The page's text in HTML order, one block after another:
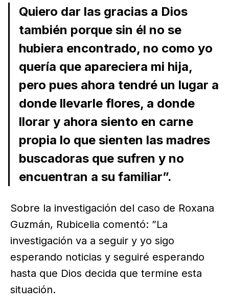
Quiero dar las gracias a Dios
también porque sin él no se
hubiera encontrado, no como yo
quería que apareciera mi hija,
pero pues ahora tendré un lugar a
donde llevarle flores, a donde
llorar y ahora siento en carne
propia lo que sienten las madres
buscadoras que sufren y no
encuentran a su familiar”.
Sobre la investigación del caso de Roxana
Guzmán, Rubicelia comentó: ”La
investigación va a seguir y yo sigo
esperando noticias y seguiré esperando
hasta que Dios decida que termine esta
situación.